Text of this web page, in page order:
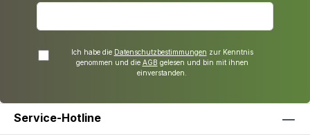
Ich habe die Datenschutzbestimmungen zur Kenntnis
genommen und die AGB gelesen und bin mit ihnen
einverstanden.
Service-Hotline